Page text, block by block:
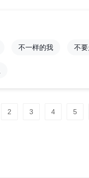
不一样的我 不
2 3 4 5